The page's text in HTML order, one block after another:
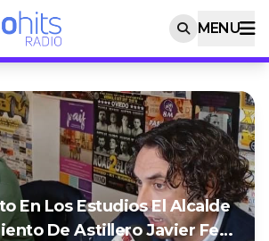
MENU
En Los Estudios El Alcalde
De Astillero Javier Fe…